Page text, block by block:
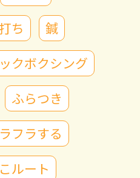
ち
鍼
クボクシング
ふらつき
フラする
ルート